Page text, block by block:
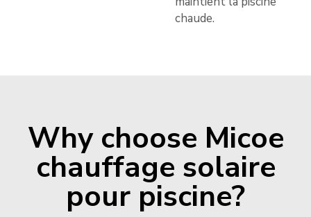
chaude.
Why choose Micoe
chauffage solaire
pour piscine?